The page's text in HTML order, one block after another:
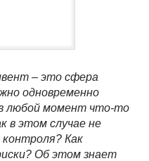
– это сфера
одновременно
любой момент что-то
в этом случае не
Как
Об этом знает